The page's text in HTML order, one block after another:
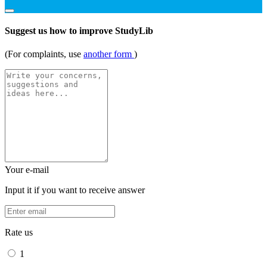
Suggest us how to improve StudyLib
(For complaints, use another form )
Your e-mail
Input it if you want to receive answer
Rate us
1